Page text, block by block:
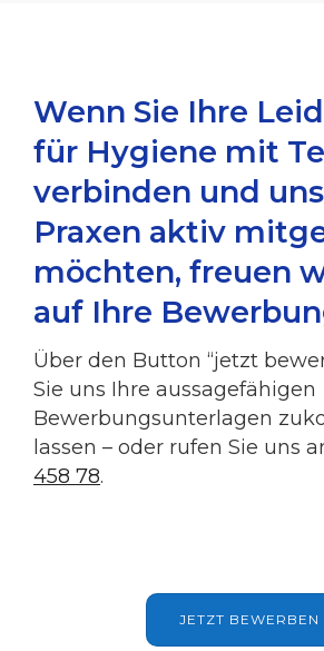
Wenn Sie Ihre
für Hygiene mit
verbinden und
Praxen aktiv
möchten, freuen
auf Ihre
Über den Button “jetzt
Sie uns Ihre aussagefähigen
Bewerbungsunterlagen
lassen – oder rufen Sie uns
458 78.
JETZT BEWERBEN